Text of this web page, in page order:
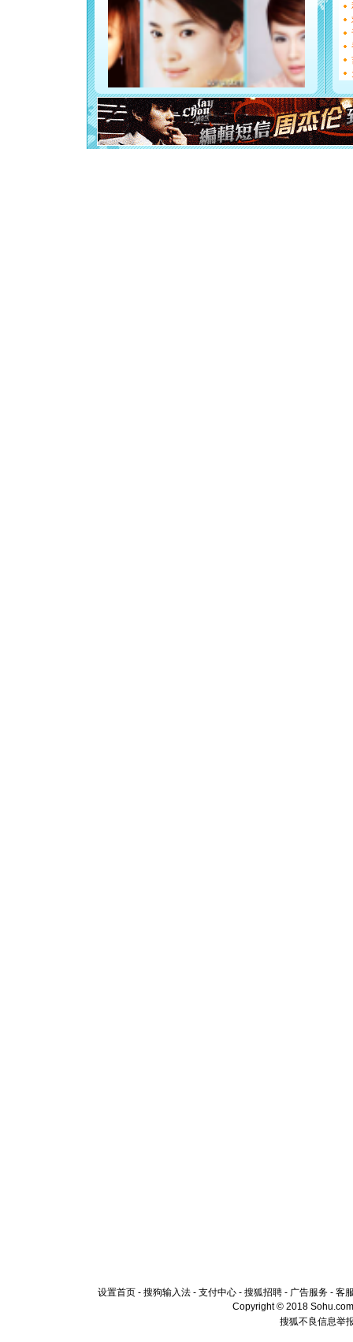
能正大
都要快乐
[圣诞节]
如意,快
[元旦]
看
断电。
你是我
[元旦]如
起；二是
离。水晶
[元旦]当
设置首页 - 搜狗输入法 - 支付中心 - 搜狐招聘 - 广告服务 - 客
Copyright © 2018
搜狐不良信息举